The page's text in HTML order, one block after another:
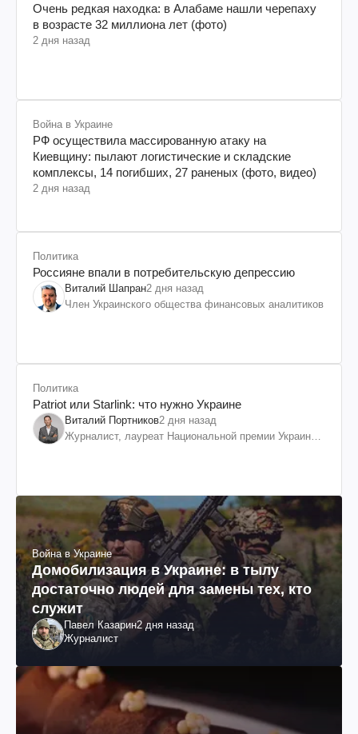
Очень редкая находка: в Алабаме нашли черепаху
в возрасте 32 миллиона лет (фото)
2 дня назад
Война в Украине
РФ осуществила массированную атаку на
Киевщину: пылают логистические и складские
комплексы, 14 погибших, 27 раненых (фото, видео)
2 дня назад
Политика
Россияне впали в потребительскую депрессию
Виталий Шапран2 дня назад
Член Украинского общества финансовых аналитиков
Политика
Patriot или Starlink: что нужно Украине
Виталий Портников2 дня назад
Журналист, лауреат Национальной премии Украины
Война в Украине
Домобилизация в Украине: в тылу
достаточно людей для замены тех, кто
служит
Павел Казарин2 дня назад
Журналист